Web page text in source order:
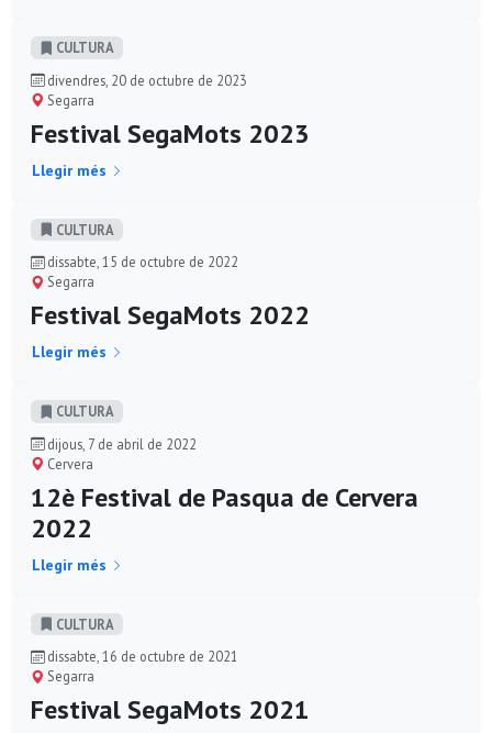
CULTURA
divendres, 20 de octubre de 2023
Segarra
Festival SegaMots 2023
Llegir més
CULTURA
dissabte, 15 de octubre de 2022
Segarra
Festival SegaMots 2022
Llegir més
CULTURA
dijous, 7 de abril de 2022
Cervera
12è Festival de Pasqua de Cervera
2022
Llegir més
CULTURA
dissabte, 16 de octubre de 2021
Segarra
Festival SegaMots 2021